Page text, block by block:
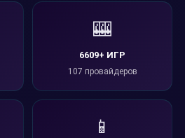
🎰
6609+ ИГР
107 провайдеров
📱